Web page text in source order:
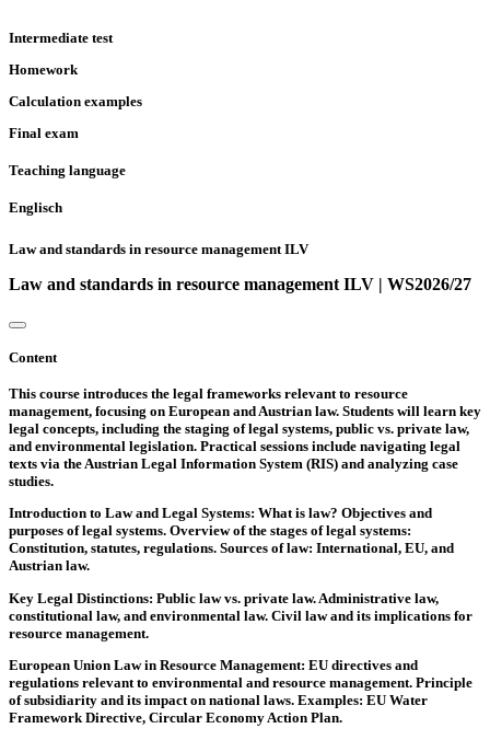
Intermediate test
Homework
Calculation examples
Final exam
Teaching language
Englisch
Law and standards in resource management ILV
Law and standards in resource management ILV | WS2026/27
Content
This course introduces the legal frameworks relevant to resource
management, focusing on European and Austrian law. Students will learn key
legal concepts, including the staging of legal systems, public vs. private law,
and environmental legislation. Practical sessions include navigating legal
texts via the Austrian Legal Information System (RIS) and analyzing case
studies.
Introduction to Law and Legal Systems: What is law? Objectives and
purposes of legal systems. Overview of the stages of legal systems:
Constitution, statutes, regulations. Sources of law: International, EU, and
Austrian law.
Key Legal Distinctions: Public law vs. private law. Administrative law,
constitutional law, and environmental law. Civil law and its implications for
resource management.
European Union Law in Resource Management: EU directives and
regulations relevant to environmental and resource management. Principle
of subsidiarity and its impact on national laws. Examples: EU Water
Framework Directive, Circular Economy Action Plan.